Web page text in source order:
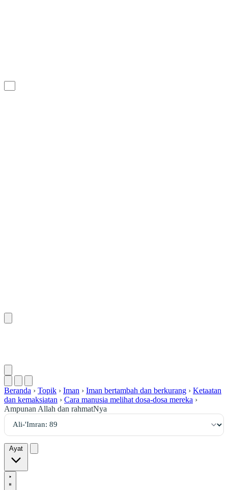
Beranda › Topik › Iman › Iman bertambah dan berkurang › Ketaatan
dan kemaksiatan › Cara manusia melihat dosa-dosa mereka ›
Ampunan Allah dan rahmatNya
Ayat